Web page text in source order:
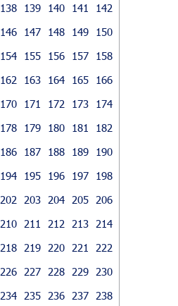
138 139 140 141
142
146 147 148 149
150
154 155 156 157
158
162 163 164 165
166
170 171 172 173
174
178 179 180 181
182
186 187 188 189
190
194 195 196 197
198
202 203 204 205
206
210 211 212 213
214
218 219 220 221
222
226 227 228 229
230
234 235 236 237
238